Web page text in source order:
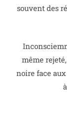
souvent des
même
noire face